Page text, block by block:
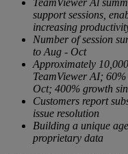
support sessions,
increasing
Number of session
to Aug - Oct
Approximately
TeamViewer AI;
Oct; 400% growth
Customers report
issue resolution
Building a unique
proprietary data